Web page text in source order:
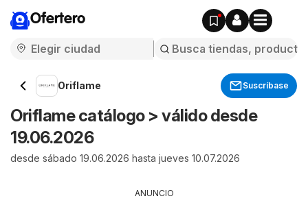
Ofertero
Oriflame Suscríbase
Oriflame catálogo > válido desde
19.06.2026
desde sábado 19.06.2026 hasta jueves 10.07.2026
ANUNCIO